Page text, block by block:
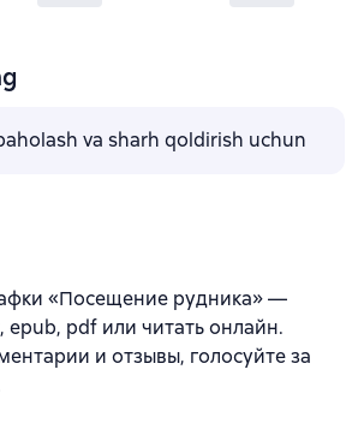
va sharh qoldirish uchun
«Посещение рудника» —
epub, pdf или читать онлайн.
и отзывы, голосуйте за